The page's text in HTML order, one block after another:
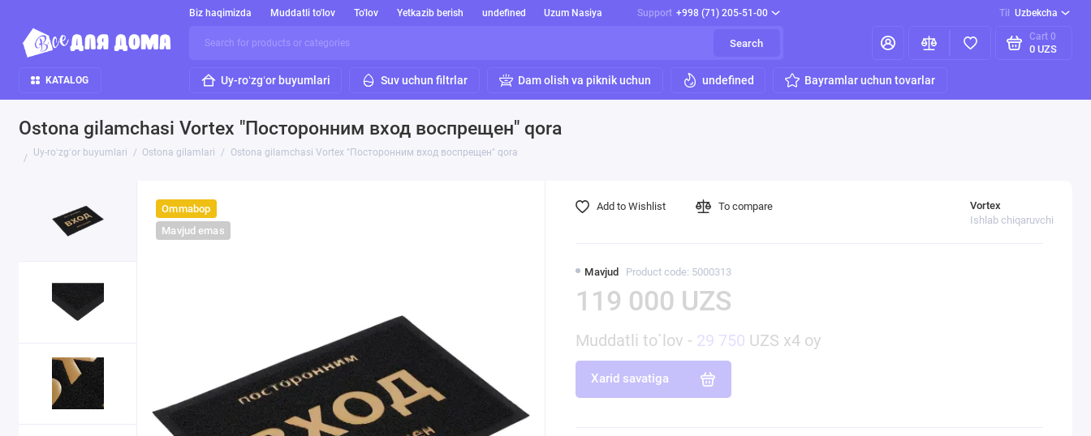
Biz haqimizda Muddatli to'lov To'lov Yetkazib berish undefined Uzum Nasiya Support +998 (71) 205-51-00 Til Uzbekcha
Search
Cart 0
0 UZS
KATALOG Uy-roʻzgʻor buyumlari Suv uchun filtrlar Dam olish va piknik uchun undefined Bayramlar uchun tovarlar
Ostona gilamchasi Vortex "Посторонним вход воспрещен" qora
Uy-roʻzgʻor buyumlari Ostona gilamlari Ostona gilamchasi Vortex "Посторонним вход воспрещен" qora
Ommabop
Mavjud emas
Mavjud Product code: 5000313
Vortex
Ishlab chiqaruvchi
119 000 UZS
Muddatli to`lov - 29 750 UZS x4 oy
Xarid savatiga
Add to Wishlist To compare